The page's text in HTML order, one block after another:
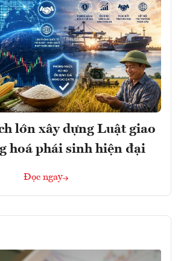
lớn xây dựng Luật giao
hoá phái sinh hiện đại
Đọc ngay